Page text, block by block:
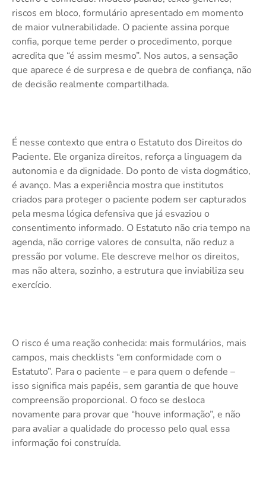
riscos em bloco, formulário apresentado em momento
de maior vulnerabilidade. O paciente assina porque
confia, porque teme perder o procedimento, porque
acredita que “é assim mesmo”. Nos autos, a sensação
que aparece é de surpresa e de quebra de confiança, não
de decisão realmente compartilhada.
É nesse contexto que entra o Estatuto dos Direitos do
Paciente. Ele organiza direitos, reforça a linguagem da
autonomia e da dignidade. Do ponto de vista dogmático,
é avanço. Mas a experiência mostra que institutos
criados para proteger o paciente podem ser capturados
pela mesma lógica defensiva que já esvaziou o
consentimento informado. O Estatuto não cria tempo na
agenda, não corrige valores de consulta, não reduz a
pressão por volume. Ele descreve melhor os direitos,
mas não altera, sozinho, a estrutura que inviabiliza seu
exercício.
O risco é uma reação conhecida: mais formulários, mais
campos, mais checklists “em conformidade com o
Estatuto”. Para o paciente – e para quem o defende –
isso significa mais papéis, sem garantia de que houve
compreensão proporcional. O foco se desloca
novamente para provar que “houve informação”, e não
para avaliar a qualidade do processo pelo qual essa
informação foi construída.